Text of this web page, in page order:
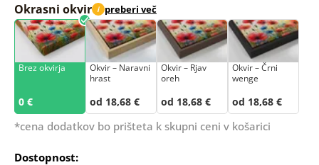
Okrasni okvir i preberi več
Brez okvirja
0 €
Okvir – Naravni
hrast
od 18,68 €
Okvir – Rjav
oreh
od 18,68 €
Okvir – Črni
wenge
od 18,68 €
*cena dodatkov bo prišteta k skupni ceni v košarici
Dostopnost: